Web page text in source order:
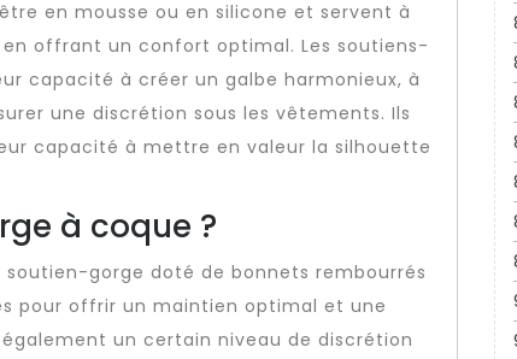
en mousse ou en silicone et servent à
offrant un confort optimal. Les soutiens-
capacité à créer un galbe harmonieux, à
une discrétion sous les vêtements. Ils
capacité à mettre en valeur la silhouette
à coque ?
gorge doté de bonnets rembourrés
pour offrir un maintien optimal et une
un certain niveau de discrétion